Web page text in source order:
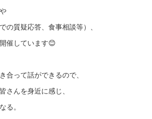
の質疑応答、食事相談等）、
催しています😊
合って話ができるので、
さんを身近に感じ、
る。